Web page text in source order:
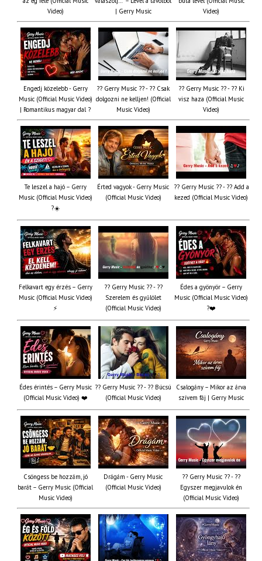
Video)
| Gerry Music
Video)
Engedj közelebb - Gerry
Music (Official Music Video)
| Romantikus magyar dal ?
?? Gerry Music ?? - ?? Csak
dolgozni ne kelljen! (Official
Music Video)
?? Gerry Music ?? - ?? Ki
visz haza (Official Music
Video)
Te leszel a hajó – Gerry
Music (Official Music Video)
?☀️
Érted vagyok - Gerry Music
(Official Music Video)
?? Gerry Music ?? - ?? Add a
kezed (Official Music Video)
Felkavart egy érzés – Gerry
Music (Official Music Video)
⚡
?? Gerry Music ?? - ??
Szerelem és gyűlölet
(Official Music Video)
Édes a gyönyör – Gerry
Music (Official Music Video)
?❤️
Édes érintés – Gerry Music
(Official Music Video) ❤️
?? Gerry Music ?? - ?? Búcsú
(Official Music Video)
Csalogány – Mikor az árva
szívem fáj | Gerry Music
Csöngess be hozzám, jó
barát – Gerry Music (Official
Music Video)
Drágám - Gerry Music
(Official Music Video)
?? Gerry Music ?? - ??
Egyszer megjavulok én
(Official Music Video)